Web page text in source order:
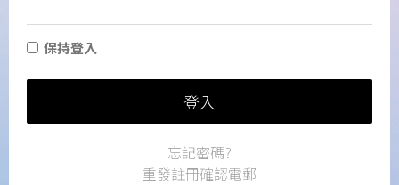
保持登入
登入
忘記密碼?
重發註冊確認電郵